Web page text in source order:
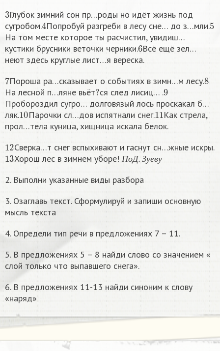
3Глубок зимний сон пр…роды но идёт жизнь под
сугробом.4Попробуй разгреби в лесу сне… до з…мли.5
На том месте которое ты расчистил, увидиш…
кустики брусники веточки черники.6Всё ещё зел…
неют здесь круглые лист…я вереска.
7Пороша ра…сказывает о событиях в зимн…м лесу.8
На лесной п…ляне вьёт?ся след лисиц… .9
Пробороздил сугро… долговязый лось проскакал б…
ляк.10Парочки сл…дов испятнали снег.11Как стрела,
прол…тела куница, хищница искала белок.
12Сверка…т снег вспыхивают и гаснут сн…жные искры.
13Хорош лес в зимнем уборе! П оД З у е в у
ПоД.З у еву
2. Выполни указанные виды разбора
3. Озаглавь текст. Сформулируй и запиши основную
мысль текста
4. Определи тип речи в предложениях 7 – 11.
5. В предложениях 5 – 8 найди слово со значением «
слой только что выпавшего снега».
6. В предложениях 11-13 найди синоним к слову
«наряд»